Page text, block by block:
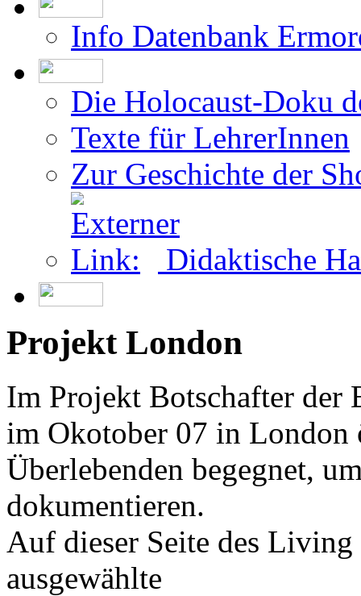
Info Datenbank
Die Holocaust-Doku
Texte für LehrerInnen
Zur Geschichte der
Didaktische
Projekt London
Im Projekt Botschafter der
im Okotober 07 in London
Überlebenden begegnet,
dokumentieren.
Auf dieser Seite des
ausgewählte